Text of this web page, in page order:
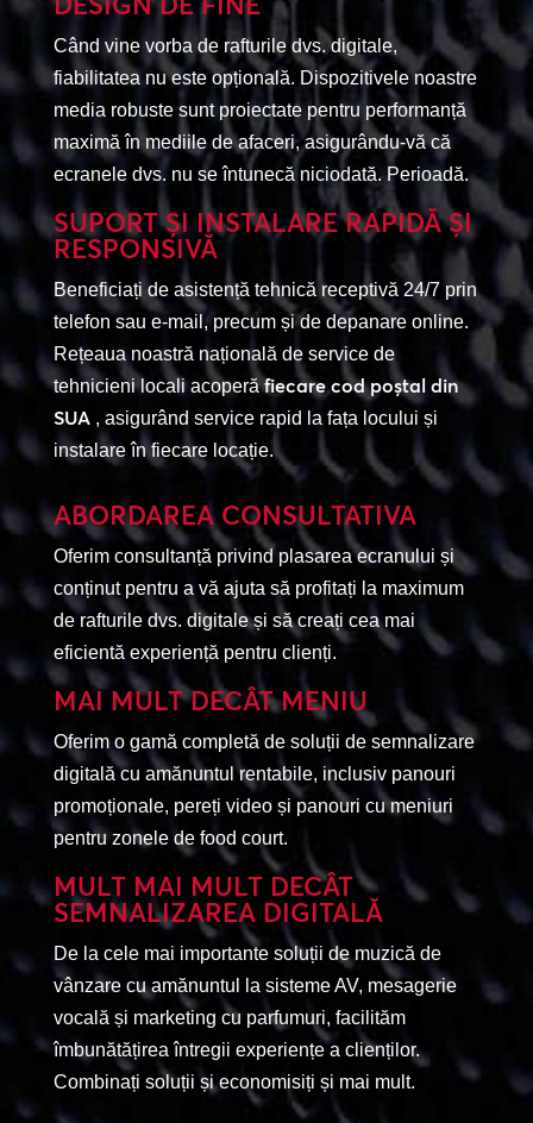
Când vine vorba de rafturile dvs. digitale,
fiabilitatea nu este opțională. Dispozitivele noastre
media robuste sunt proiectate pentru performanță
maximă în mediile de afaceri, asigurându-vă că
ecranele dvs. nu se întunecă niciodată. Perioadă.
SUPORT ȘI INSTALARE RAPIDĂ ȘI
RESPONSIVĂ
Beneficiați de asistență tehnică receptivă 24/7 prin
telefon sau e-mail, precum și de depanare online.
Rețeaua noastră națională de service de
tehnicieni locali acoperăfiecare cod poștal din
SUA, asigurând service rapid la fața locului și
instalare în fiecare locație.
ABORDAREA CONSULTATIVA
Oferim consultanță privind plasarea ecranului și
conținut pentru a vă ajuta să profitați la maximum
de rafturile dvs. digitale și să creați cea mai
eficientă experiență pentru clienți.
MAI MULT DECÂT MENIU
Oferim o gamă completă de soluții de semnalizare
digitală cu amănuntul rentabile, inclusiv panouri
promoționale, pereți video și panouri cu meniuri
pentru zonele de food court.
MULT MAI MULT DECÂT
SEMNALIZAREA DIGITALĂ
De la cele mai importante soluții de muzică de
vânzare cu amănuntul la sisteme AV, mesagerie
vocală și marketing cu parfumuri, facilităm
îmbunătățirea întregii experiențe a clienților.
Combinați soluții și economisiți și mai mult.